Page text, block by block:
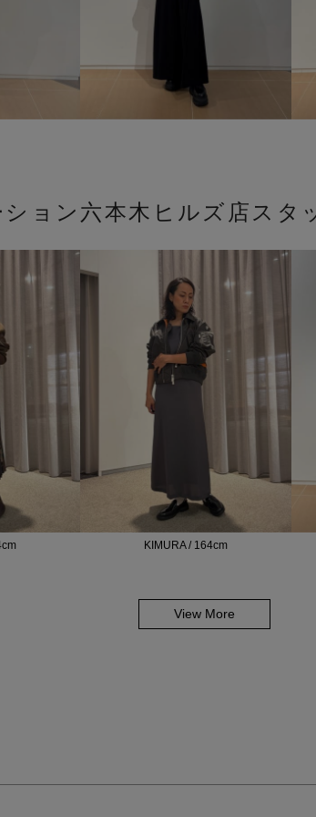
ョン六本木ヒルズ店スタ
KIMURA / 164cm
View More